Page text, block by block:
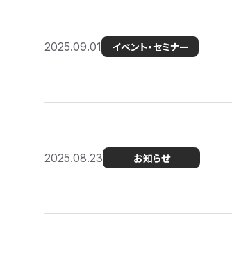
2025.09.01 イベント・セミナー
2025.08.23 お知らせ